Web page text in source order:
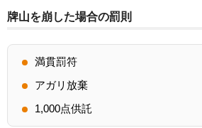
牌山を崩した場合の罰則
満貫罰符
アガリ放棄
1,000点供託